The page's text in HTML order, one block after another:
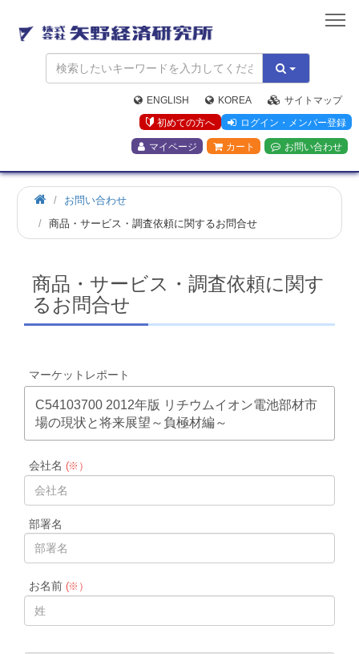
矢
野
経
済
研
究
所
ENGLISH KOREA
サイトマップ
初めての方へ
ログイン・メンバー登録
マイページ カート お問い合わせ
お問い合わせ
商品・サービス・調査依頼に関するお問合せ
商品・サービス・調査依頼に関す
るお問合せ
マーケットレポート
C54103700 2012年版 リチウムイオン電池部材市
場の現状と将来展望～負極材編～
会社名 (※）
部署名
お名前(※）